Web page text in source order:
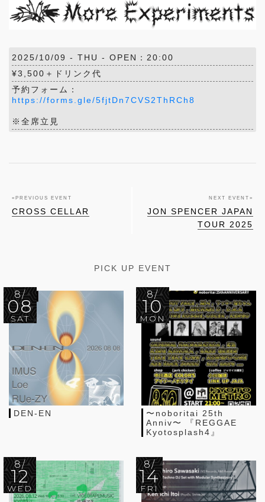
2025/10/09 - THU - OPEN：20:00
¥3,500＋ドリンク代
予約フォーム：
https://forms.gle/5fjtDn7CVS2ThRCh8
※全席立見
« PREVIOUS EVENT
CROSS CELLAR
NEXT EVENT »
JON SPENCER JAPAN
TOUR 2025
PICK UP EVENT
8/
08
SAT
DEN-EN
8/
10
MON
〜noboritai 25th
Anniv〜 『REGGAE
Kyotosplash4』
8/
12
WED
8/
14
FRI